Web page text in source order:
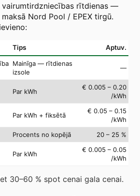
vairumtirdzniecības rītdienas —
Nord Pool / EPEX tirgū.
Tips Aptuv.
Mainīga — rītdienas
izsole
—
Par kWh
€ 0.005 – 0.20
/kWh
Par kWh + fiksētā
€ 0.05 – 0.15
/kWh
Procents no kopējā 20 – 25 %
Par kWh
€ 0.005 – 0.05
/kWh
30–60 % spot cenai gala cenai.